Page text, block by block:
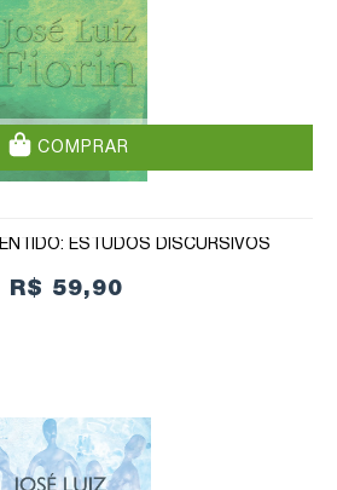
COMPRAR
ESTUDOS DISCURSIVOS
R$ 59,90